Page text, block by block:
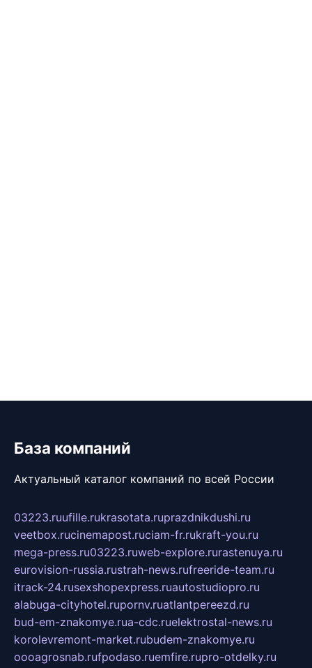
База компаний
Актуальный каталог компаний по всей России
03223.ruufille.rukrasotata.ruprazdnikdushi.ru
veetbox.rucinemapost.ruciam-fr.rukraft-you.ru
mega-press.ru03223.ruweb-explore.rurastenuya.ru
eurovision-russia.rustrah-news.rufreeride-team.ru
itrack-24.rusexshopexpress.ruautostudiopro.ru
alabuga-cityhotel.rupornv.ruatlantpereezd.ru
bud-em-znakomye.rua-cdc.ruelektrostal-news.ru
korolevremont-market.rubudem-znakomye.ru
oooagrosnab.rufpodaso.ruemfire.rupro-otdelky.ru